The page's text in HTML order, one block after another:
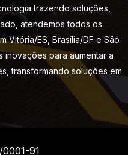
trazendo soluções,
atendemos todos os
Vitória/ES, Brasília/DF e São
inovações para aumentar a
transformando soluções em
91